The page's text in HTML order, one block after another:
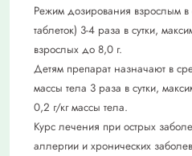
Режим дозирования взрослым
таблеток) 3-4 раза в сутки,
взрослых до 8,0 г.
Детям препарат назначают в
массы тела 3 раза в сутки,
0,2 г/кг массы тела.
Курс лечения при острых
аллергии и хронических